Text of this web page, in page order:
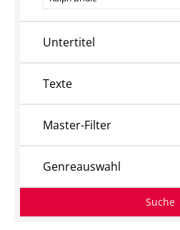
Untertitel
Texte
Master-Filter
Genreauswahl
Suche